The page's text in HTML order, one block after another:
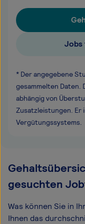
Jobs
* Der angegebene
gesammelten Daten.
abhängig von
Zusatzleistungen. Er
Vergütungssystems.
gesuchten
Was können Sie in
Ihnen das